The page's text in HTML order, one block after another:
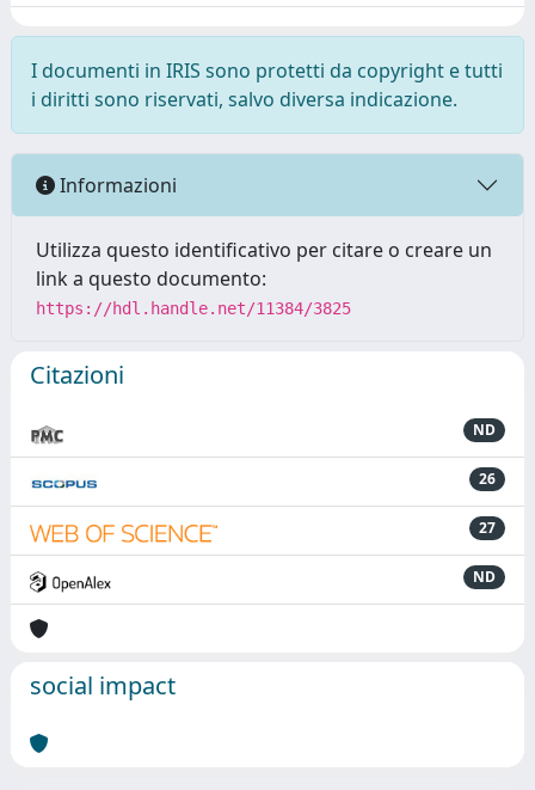
I documenti in IRIS sono protetti da copyright e tutti
i diritti sono riservati, salvo diversa indicazione.
Informazioni
Utilizza questo identificativo per citare o creare un
link a questo documento:
https://hdl.handle.net/11384/3825
Citazioni
ND
26
27
ND
social impact